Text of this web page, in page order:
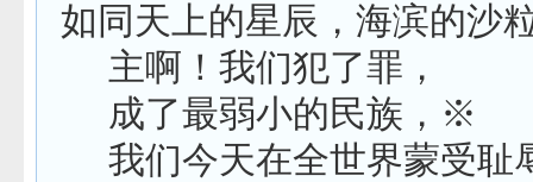
如同天上的星辰，海滨的沙
主啊！我们犯了罪，
成了最弱小的民族，※
我们今天在全世界蒙受耻